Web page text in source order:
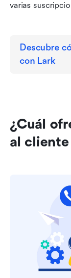
varias
Descubre
con Lark
¿Cuál
al cliente